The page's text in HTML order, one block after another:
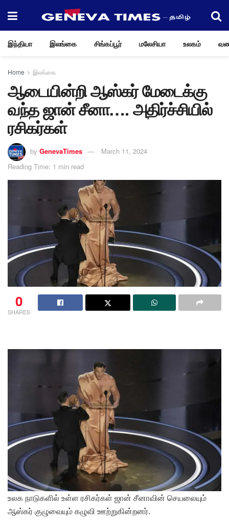
இந்தியா இலங்கை சிங்கப்பூர் மலேசியா உலகம்
Home இலங்கை
ஆடையின்றி ஆஸ்கர் மேடைக்கு
வந்த ஜான் சீனா…. அதிர்ச்சியில்
ரசிகர்கள்
by GenevaTimes
March 11, 2024
Reading Time: 1 min read
0
SHARES
உலக நாடுகளில் உள்ள ரசிகர்கள் ஜான் சீனாவின் செயலையும்
ஆஸ்கர் குழுவையும் கழுவி ஊற்றுகின்றனர்.